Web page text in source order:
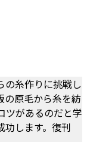
の糸作りに挑戦し
の原毛から糸を紡
ツがあるのだと学
功します。復刊